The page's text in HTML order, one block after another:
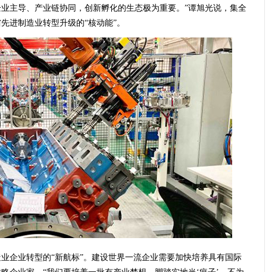
主导、产业链协同，创新孵化的生态极为重要。”谭旭光说，集全
进制造业转型升级的“核动能”。
企业转型的“新航标”。建设世界一流企业需要加快培养具有国际